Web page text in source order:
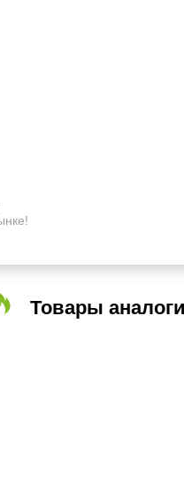
Товары